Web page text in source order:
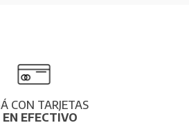
CON TARJETAS
EN EFECTIVO